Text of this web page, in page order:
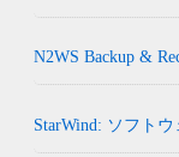
N2WS Backup &
StarWind: ソフト